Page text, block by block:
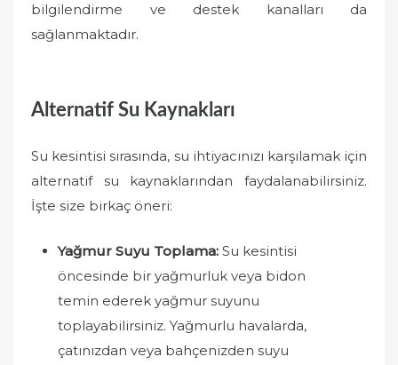
bilgilendirme ve destek kanalları da
sağlanmaktadır.
Alternatif Su Kaynakları
Su kesintisi sırasında, su ihtiyacınızı karşılamak için
alternatif su kaynaklarından faydalanabilirsiniz.
İşte size birkaç öneri:
Yağmur Suyu Toplama: Su kesintisi
öncesinde bir yağmurluk veya bidon
temin ederek yağmur suyunu
toplayabilirsiniz. Yağmurlu havalarda,
çatınızdan veya bahçenizden suyu